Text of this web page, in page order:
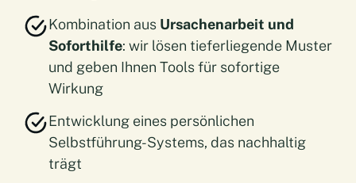
Kombination aus Ursachenarbeit und
Soforthilfe: wir lösen tieferliegende Muster
und geben Ihnen Tools für sofortige
Wirkung
Entwicklung eines persönlichen
Selbstführung-Systems, das nachhaltig
trägt